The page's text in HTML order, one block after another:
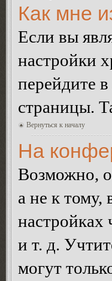
Как мне
Если вы
настройки
перейдите в
страницы.
Вернуться к началу
На
Возможно,
а не к тому,
настройках
и т. д.
могут